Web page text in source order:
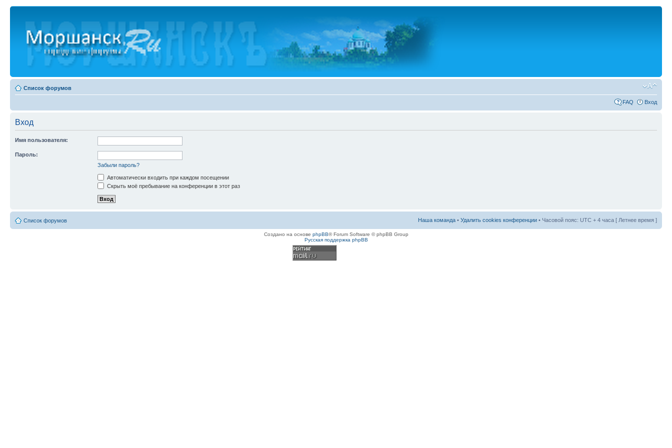
Список форумов
FAQ Вход
Вход
Имя пользователя:
Пароль:
Забыли пароль?
Автоматически входить при каждом посещении
Скрыть моё пребывание на конференции в этот раз
Список форумов Наша команда • Удалить cookies конференции • Часовой пояс: UTC + 4 часа [ Летнее время ]
Создано на основе phpBB® Forum Software © phpBB Group
Русская поддержка phpBB